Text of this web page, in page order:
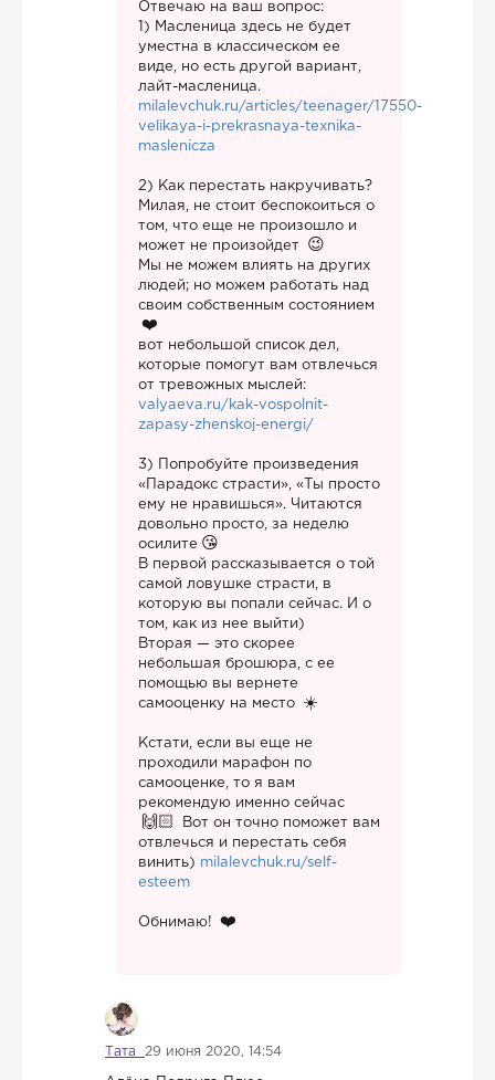
Отвечаю на ваш вопрос:
1) Масленица здесь не будет
уместна в классическом ее
виде, но есть другой вариант,
лайт-масленица.
milalevchuk.ru/articles/teenager/17550-
velikaya-i-prekrasnaya-texnika-
maslenicza
2) Как перестать накручивать?
Милая, не стоит беспокоиться о
том, что еще не произошло и
может не произойдет
Мы не можем влиять на других
людей; но можем работать над
своим собственным состоянием
вот небольшой список дел,
которые помогут вам отвлечься
от тревожных мыслей:
valyaeva.ru/kak-vospolnit-
zapasy-zhenskoj-energi/
3) Попробуйте произведения
«Парадокс страсти», «Ты просто
ему не нравишься». Читаются
довольно просто, за неделю
осилите
В первой рассказывается о той
самой ловушке страсти, в
которую вы попали сейчас. И о
том, как из нее выйти)
Вторая — это скорее
небольшая брошюра, с ее
помощью вы вернете
самооценку на место
Кстати, если вы еще не
проходили марафон по
самооценке, то я вам
рекомендую именно сейчас
Вот он точно поможет вам
отвлечься и перестать себя
винить) milalevchuk.ru/self-
esteem
Обнимаю!
Тата 29 июня 2020, 14:54